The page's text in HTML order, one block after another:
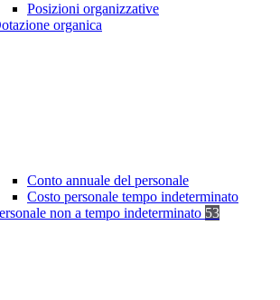
Posizioni organizzative
organica
Conto annuale del personale
Costo personale tempo indeterminato
non a tempo indeterminato 53